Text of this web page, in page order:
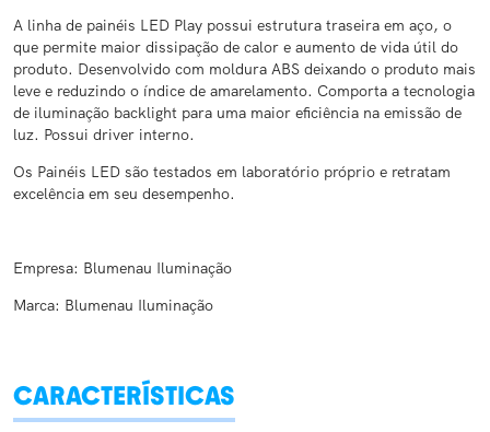
A linha de painéis LED Play possui estrutura traseira em aço, o
que permite maior dissipação de calor e aumento de vida útil do
produto. Desenvolvido com moldura ABS deixando o produto mais
leve e reduzindo o índice de amarelamento. Comporta a tecnologia
de iluminação backlight para uma maior eficiência na emissão de
luz. Possui driver interno.
Os Painéis LED são testados em laboratório próprio e retratam
excelência em seu desempenho.
Empresa: Blumenau Iluminação
Marca: Blumenau Iluminação
CARACTERÍSTICAS